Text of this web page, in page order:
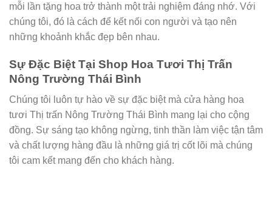
mỗi lần tặng hoa trở thành một trải nghiệm đáng nhớ. Với
chúng tôi, đó là cách để kết nối con người và tạo nên
những khoảnh khắc đẹp bên nhau.
Sự Đặc Biệt Tại Shop Hoa Tươi Thị Trấn
Nông Trường Thái Bình
Chúng tôi luôn tự hào về sự đặc biệt mà cửa hàng hoa
tươi Thị trấn Nông Trường Thái Bình mang lại cho cộng
đồng. Sự sáng tạo không ngừng, tinh thần làm việc tận tâm
và chất lượng hàng đầu là những giá trị cốt lõi mà chúng
tôi cam kết mang đến cho khách hàng.